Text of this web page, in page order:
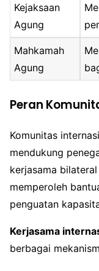
Kejaksaan
Agung
Mahkamah
Agung
Peran
Komunitas
mendukung
kerjasama
memperoleh
penguatan
Kerjasama
berbagai